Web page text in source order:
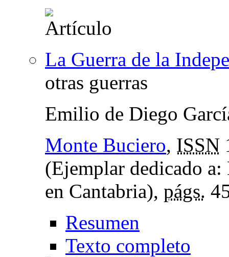
La Guerra de la
otras guerras
Emilio de Diego
Monte Buciero, ISSN
(Ejemplar dedicado a:
en Cantabria), págs.
Resumen
Texto completo